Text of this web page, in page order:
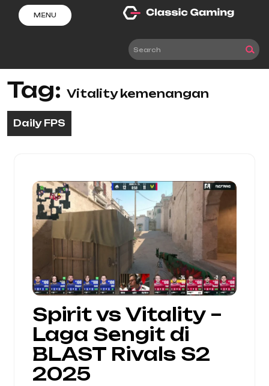
content
MENU
Tag: Vitality kemenangan
Daily FPS
Spirit vs Vitality –
Laga Sengit di
BLAST Rivals S2
2025